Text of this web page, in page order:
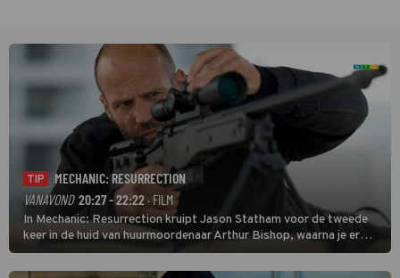
TIP
MECHANIC: RESURRECTION
VANAVOND 20:27 - 22:22· FILM
In Mechanic: Resurrection kruipt Jason Statham voor de tweede
keer in de huid van huurmoordenaar Arthur Bishop, waarna je er
donder op kunt zeggen dat er van Bishops geplande pensioen niet
veel terechtkomt.